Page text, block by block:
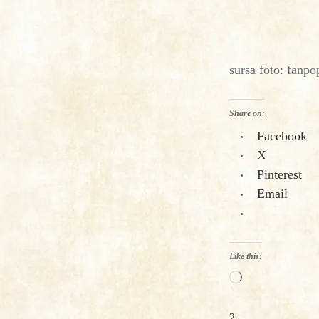
sursa foto:
Share on:
Facebook
X
Pinterest
Email
Like this:
Loading…